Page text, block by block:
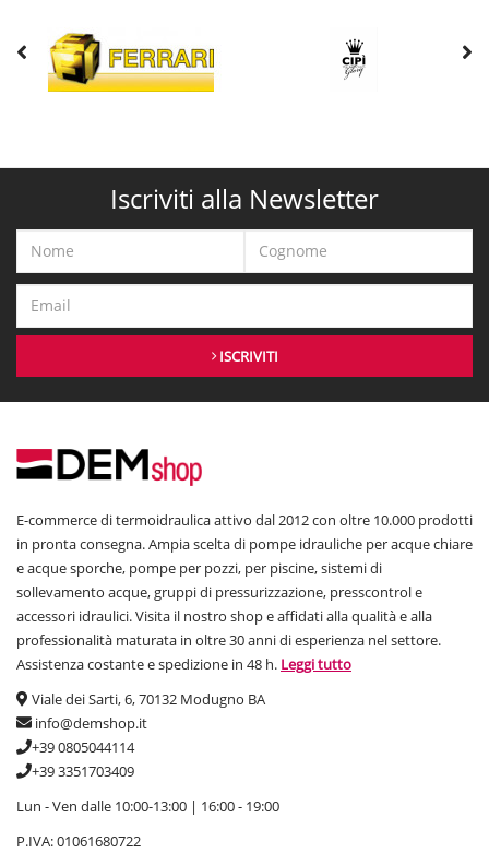
Iscriviti alla Newsletter
ISCRIVITI
E-commerce di termoidraulica attivo dal 2012 con oltre 10.000 prodotti
in pronta consegna. Ampia scelta di pompe idrauliche per acque chiare
e acque sporche, pompe per pozzi, per piscine, sistemi di
sollevamento acque, gruppi di pressurizzazione, presscontrol e
accessori idraulici. Visita il nostro shop e affidati alla qualità e alla
professionalità maturata in oltre 30 anni di esperienza nel settore.
Assistenza costante e spedizione in 48 h. Leggi tutto
Viale dei Sarti, 6, 70132 Modugno BA
info@demshop.it
+39 0805044114
+39 3351703409
Lun - Ven dalle 10:00-13:00 | 16:00 - 19:00
P.IVA: 01061680722